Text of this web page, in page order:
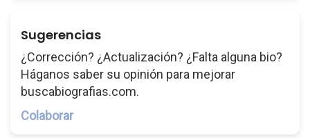
Sugerencias
¿Corrección? ¿Actualización? ¿Falta alguna bio?
Háganos saber su opinión para mejorar
buscabiografias.com.
Colaborar